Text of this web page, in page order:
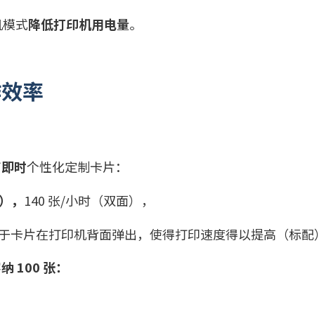
式降低打印机用电量。
率
即时个性化定制卡片：
， 140 张/小时（双面），
卡片在打印机背面弹出，使得打印速度得以提高（标配
100 张：